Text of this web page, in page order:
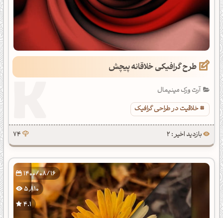
طرح گرافیکی خلاقانه پیچش
آرت ورک مینیمال
خلاقیت در طراحی گرافیک
بازدید اخیر : 2 74
1400/08/16
5,810
4.1